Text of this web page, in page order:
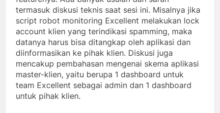
termasuk diskusi teknis saat sesi ini. Misalnya jika
script robot monitoring Excellent melakukan lock
account klien yang terindikasi spamming, maka
datanya harus bisa ditangkap oleh aplikasi dan
diinformasikan ke pihak klien. Diskusi juga
mencakup pembahasan mengenai skema aplikasi
master-klien, yaitu berupa 1 dashboard untuk
team Excellent sebagai admin dan 1 dashboard
untuk pihak klien.